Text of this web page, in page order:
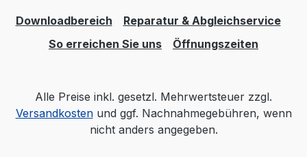
Downloadbereich
Reparatur & Abgleichservice
So erreichen Sie uns
Öffnungszeiten
Alle Preise inkl. gesetzl. Mehrwertsteuer zzgl.
Versandkostenund ggf. Nachnahmegebühren, wenn
nicht anders angegeben.